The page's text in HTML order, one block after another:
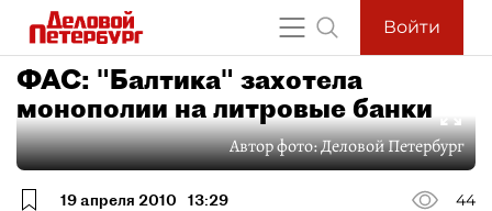
Войти
ФАС: "Балтика" захотела
монополии на литровые банки
Автор фото:Деловой Петербург
19 апреля 2010 13:29
44